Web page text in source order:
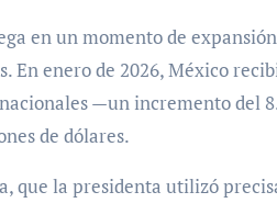
en un momento de
En enero de 2026, México
—un incremento del
de dólares.
que la presidenta utilizó